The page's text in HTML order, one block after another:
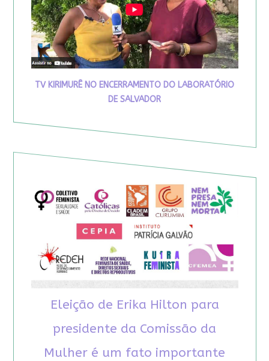
TV KIRIMURÊ NO ENCERRAMENTO DO LABORATÓRIO
DE SALVADOR
Eleição de Erika Hilton para
presidente da Comissão da
Mulher é um fato importante